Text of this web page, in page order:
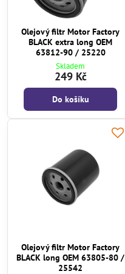
Olejový filtr Motor Factory
BLACK extra long OEM
63812-90 / 25220
Skladem
249 Kč
Do košíku
Olejový filtr Motor Factory
BLACK long OEM 63805-80 /
25542